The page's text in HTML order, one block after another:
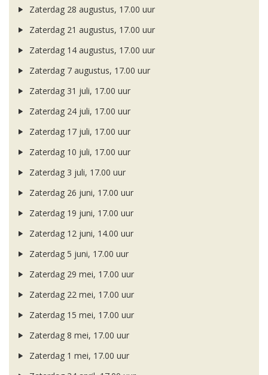
Zaterdag 28 augustus, 17.00 uur
Zaterdag 21 augustus, 17.00 uur
Zaterdag 14 augustus, 17.00 uur
Zaterdag 7 augustus, 17.00 uur
Zaterdag 31 juli, 17.00 uur
Zaterdag 24 juli, 17.00 uur
Zaterdag 17 juli, 17.00 uur
Zaterdag 10 juli, 17.00 uur
Zaterdag 3 juli, 17.00 uur
Zaterdag 26 juni, 17.00 uur
Zaterdag 19 juni, 17.00 uur
Zaterdag 12 juni, 14.00 uur
Zaterdag 5 juni, 17.00 uur
Zaterdag 29 mei, 17.00 uur
Zaterdag 22 mei, 17.00 uur
Zaterdag 15 mei, 17.00 uur
Zaterdag 8 mei, 17.00 uur
Zaterdag 1 mei, 17.00 uur